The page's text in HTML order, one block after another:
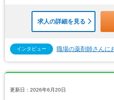
求人の詳細を見る
インタビュー 職場の薬剤師さんに
更新日：2026年6月20日